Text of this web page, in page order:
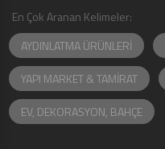
En Çok Aranan Kelimeler:
AYDINLATMA ÜRÜNLERİ
YAPI MARKET & TAMİRAT
EV, DEKORASYON, BAHÇE